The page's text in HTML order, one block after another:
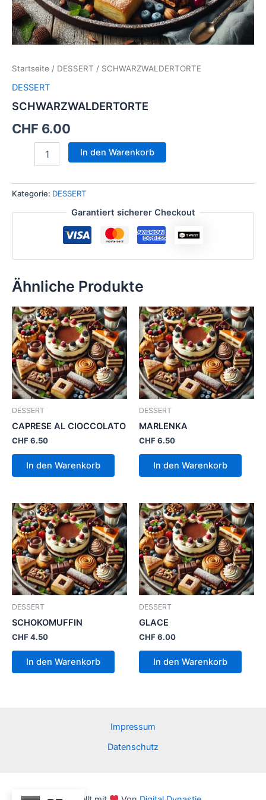
Startseite / DESSERT / SCHWARZWALDERTORTE
DESSERT
SCHWARZWALDERTORTE
CHF 6.00
In den Warenkorb
Kategorie: DESSERT
Garantiert sicherer Checkout
Ähnliche Produkte
DESSERT
CAPRESE AL CIOCCOLATO
CHF6.50
In den Warenkorb
DESSERT
MARLENKA
CHF6.50
In den Warenkorb
DESSERT
SCHOKOMUFFIN
CHF4.50
In den Warenkorb
DESSERT
GLACE
CHF6.00
In den Warenkorb
Impressum
Datenschutz